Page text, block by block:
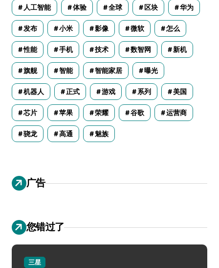
人工智能 体验 全球 区块 华为
发布 小米 影像 微软 怎么
性能 手机 技术 数智网 新机
旗舰 智能 智能家居 曝光
机器人 正式 游戏 系列 美国
芯片 苹果 荣耀 谷歌 运营商
骁龙 高通 魅族
广告
您错过了
三星